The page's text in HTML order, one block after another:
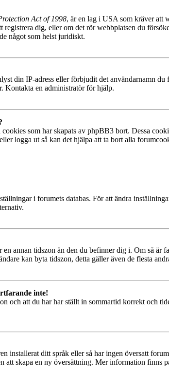
Act of 1998, är en lag i USA som kräver att
registrera dig, eller om det rör webbplatsen du
något som helst juridiskt.
din IP-adress eller förbjudit det användarnamn
Kontakta en administratör för hjälp.
som har skapats av phpBB3 bort. Dessa
logga ut så kan det hjälpa att ta bort alla
i forumets databas. För att ändra
en annan tidszon än den du befinner dig i. Om så
kan byta tidszon, detta gäller även de flesta
inte!
och att du har har ställt in sommartid korrekt och
installerat ditt språk eller så har ingen översatt
att skapa en ny översättning. Mer information